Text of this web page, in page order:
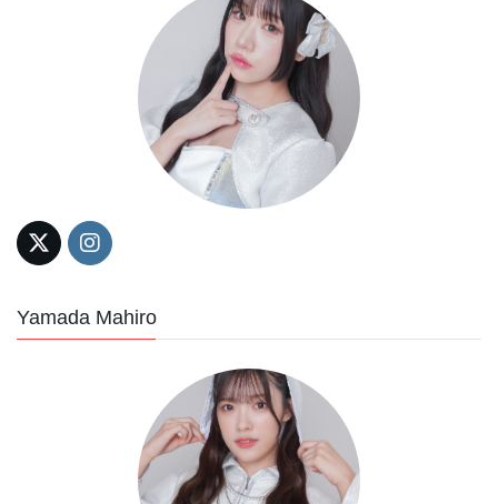
Yamada Mahiro